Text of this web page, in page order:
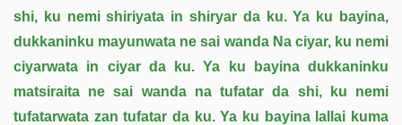
shi, ku nemi shiriyata in shiryar da ku. Ya ku bayina,
dukkaninku mayunwata ne sai wanda Na ciyar, ku nemi
ciyarwata in ciyar da ku. Ya ku bayina dukkaninku
matsiraita ne sai wanda na tufatar da shi, ku nemi
tufatarwata zan tufatar da ku. Ya ku bayina lallai kuma